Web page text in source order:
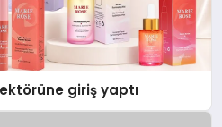
giriş yaptı